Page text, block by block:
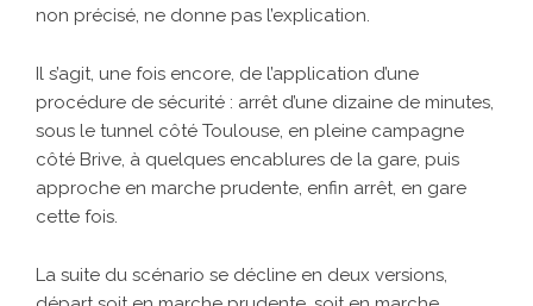
non précisé, ne donne pas l’explication.
Il s’agit, une fois encore, de l’application d’une
procédure de sécurité : arrêt d’une dizaine de minutes,
sous le tunnel côté Toulouse, en pleine campagne
côté Brive, à quelques encablures de la gare, puis
approche en marche prudente, enfin arrêt, en gare
cette fois.
La suite du scénario se décline en deux versions,